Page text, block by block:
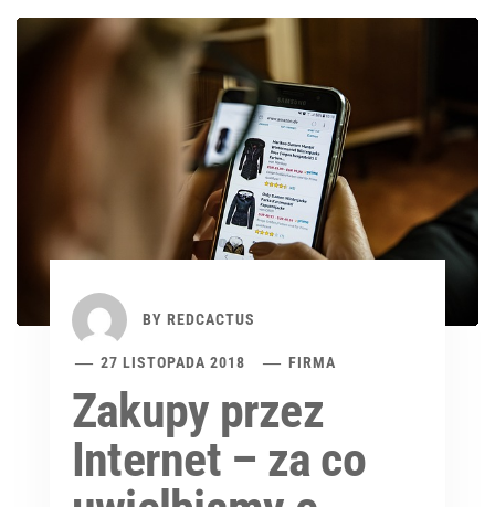
BY REDCACTUS
27 LISTOPADA 2018 FIRMA
Zakupy przez
Internet – za co